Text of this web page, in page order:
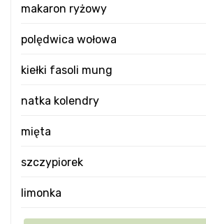
makaron ryżowy
polędwica wołowa
kiełki fasoli mung
natka kolendry
mięta
szczypiorek
limonka